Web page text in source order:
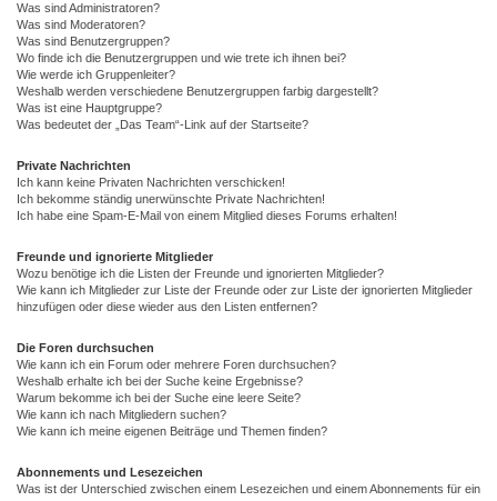
Was sind Administratoren?
Was sind Moderatoren?
Was sind Benutzergruppen?
Wo finde ich die Benutzergruppen und wie trete ich ihnen bei?
Wie werde ich Gruppenleiter?
Weshalb werden verschiedene Benutzergruppen farbig dargestellt?
Was ist eine Hauptgruppe?
Was bedeutet der „Das Team“-Link auf der Startseite?
Private Nachrichten
Ich kann keine Privaten Nachrichten verschicken!
Ich bekomme ständig unerwünschte Private Nachrichten!
Ich habe eine Spam-E-Mail von einem Mitglied dieses Forums erhalten!
Freunde und ignorierte Mitglieder
Wozu benötige ich die Listen der Freunde und ignorierten Mitglieder?
Wie kann ich Mitglieder zur Liste der Freunde oder zur Liste der ignorierten Mitglieder
hinzufügen oder diese wieder aus den Listen entfernen?
Die Foren durchsuchen
Wie kann ich ein Forum oder mehrere Foren durchsuchen?
Weshalb erhalte ich bei der Suche keine Ergebnisse?
Warum bekomme ich bei der Suche eine leere Seite?
Wie kann ich nach Mitgliedern suchen?
Wie kann ich meine eigenen Beiträge und Themen finden?
Abonnements und Lesezeichen
Was ist der Unterschied zwischen einem Lesezeichen und einem Abonnements für ein